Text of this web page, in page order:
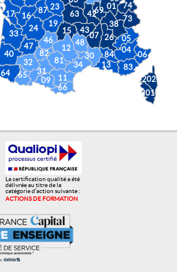
11
12
13
15
16
17
19
23
24
26
30
31
32
33
34
38
40
42
43
46
47 48
63
64
65
66
69
73
74
81
82
83
84
87
201
202
07
01
04
05
09
06
La certification qualité a été
délivrée au titre de la
catégorie d’action suivante :
ACTIONS DE FORMATION